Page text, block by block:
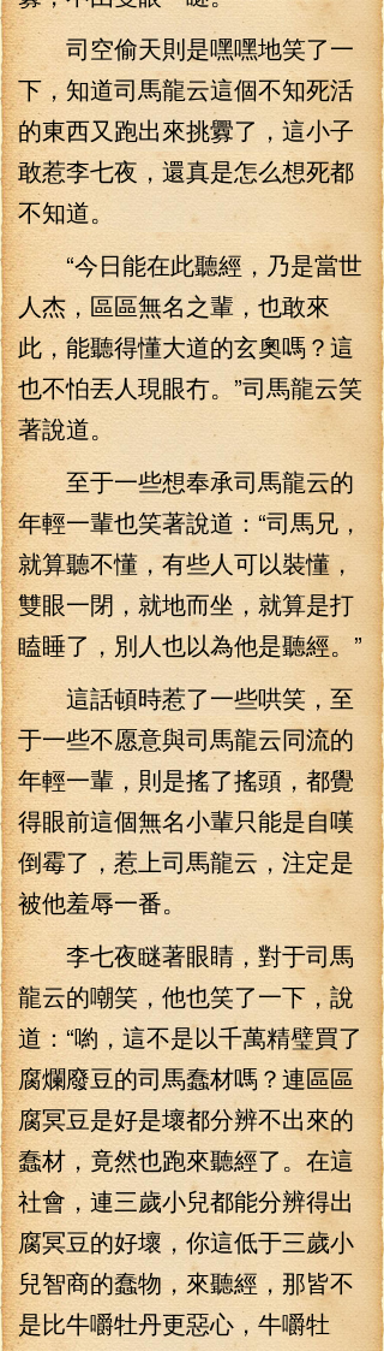
司空偷天則是嘿嘿地笑了一
下，知道司馬龍云這個不知死活
的東西又跑出來挑釁了，這小子
敢惹李七夜，還真是怎么想死都
不知道。
“今日能在此聽經，乃是當世
人杰，區區無名之輩，也敢來
此，能聽得懂大道的玄奧嗎？這
也不怕丟人現眼冇。”司馬龍云笑
著說道。
至于一些想奉承司馬龍云的
年輕一輩也笑著說道：“司馬兄，
就算聽不懂，有些人可以裝懂，
雙眼一閉，就地而坐，就算是打
瞌睡了，別人也以為他是聽經。”
這話頓時惹了一些哄笑，至
于一些不愿意與司馬龍云同流的
年輕一輩，則是搖了搖頭，都覺
得眼前這個無名小輩只能是自嘆
倒霉了，惹上司馬龍云，注定是
被他羞辱一番。
李七夜瞇著眼睛，對于司馬
龍云的嘲笑，他也笑了一下，說
道：“喲，這不是以千萬精璧買了
腐爛廢豆的司馬蠢材嗎？連區區
腐冥豆是好是壞都分辨不出來的
蠢材，竟然也跑來聽經了。在這
社會，連三歲小兒都能分辨得出
腐冥豆的好壞，你這低于三歲小
兒智商的蠢物，來聽經，那皆不
是比牛嚼牡丹更惡心，牛嚼牡